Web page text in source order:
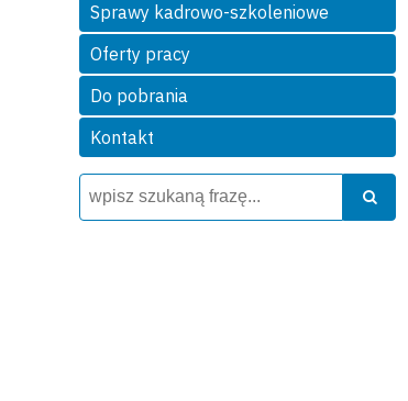
Sprawy kadrowo-szkoleniowe
Oferty pracy
Do pobrania
Kontakt
Wyszukiwarka
Szukaj